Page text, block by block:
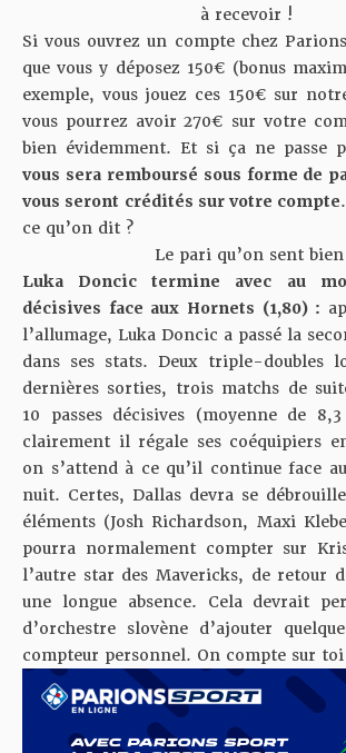
à recevoir !
Si vous ouvrezun compte chez
que vous y déposez 150€ (bonus
exemple, vous jouez ces 150€ sur
vous pourrez avoir 270€ sur votre
bien évidemment. Et si ça ne passe
vous sera remboursé sous forme de
vous seront crédités sur votre compte
ce qu’on dit ?
Le pari qu’on sent bien
Luka Doncic termine avec au
décisives face aux Hornets (1,80) :
l’allumage, Luka Doncic a passé la
dans ses stats. Deux triple-doubles
dernières sorties, trois matchs de
10 passes décisives (moyenne de
clairement il régale ses coéquipiers
on s’attend à ce qu’il continue face
nuit. Certes, Dallas devra se
éléments (Josh Richardson, Maxi
pourra normalement compter sur
l’autre star des Mavericks, de retour
une longue absence. Cela devrait
d’orchestre slovène d’ajouter
compteur personnel. On compte sur